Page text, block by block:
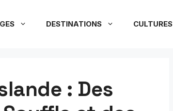
DESTINATIONS CULTURES
: Des